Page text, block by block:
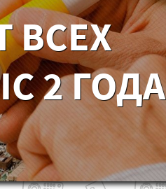
ВСЕХ
2 ГОДА